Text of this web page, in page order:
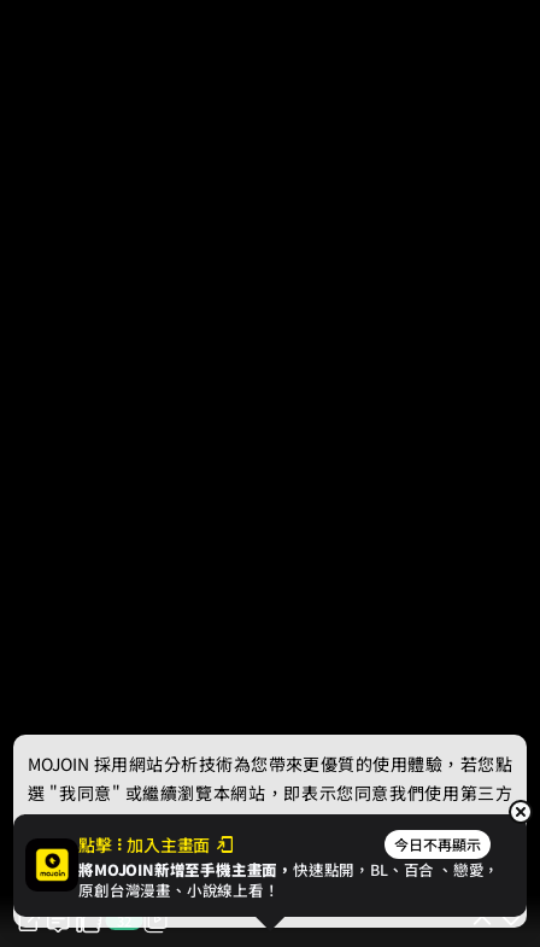
32
點擊 加入主畫面 今日不再顯示
將MOJOIN新增至手機主畫面，快速點開，BL、 百合 、戀愛，
原創台灣漫畫、小說線上看！
MOJOIN 採用網站分析技術為您帶來更優質的使用體驗，若您點
選 "我同意" 或繼續瀏覽本網站，即表示您同意我們使用第三方
Cookie，欲瞭解更多資訊請見隱私權政策。
我同意